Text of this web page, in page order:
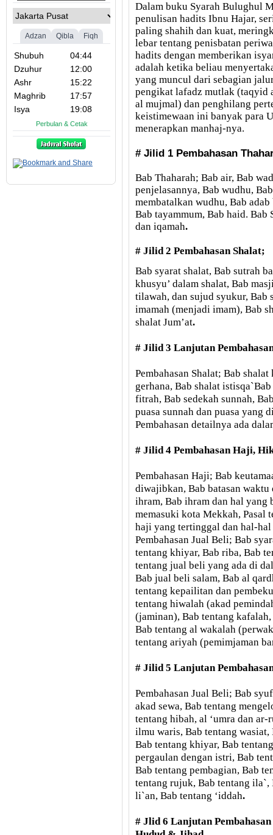
Dalam buku Syarah Bulughul
penulisan hadits Ibnu Hajar,
paling shahih dan kuat,
lebar tentang penisbatan
hadits dengan memberikan
adalah ketika beliau
yang muncul dari sebagian
pengikat lafadz mutlak
al mujmal) dan penghilang
keistimewaan ini banyak para
menerapkan manhaj-nya.
# Jilid 1 Pembahasan
Bab Thaharah; Bab air, Bab
penjelasannya, Bab wudhu,
membatalkan wudhu, Bab
Bab tayammum, Bab haid. Bab
dan iqamah.
# Jilid 2 Pembahasan Shalat;
Bab syarat shalat, Bab sutrah
khusyu’ dalam shalat, Bab
tilawah, dan sujud syukur, Bab
imamah (menjadi imam), Bab
shalat Jum’at.
# Jilid 3 Lanjutan
Pembahasan Shalat; Bab
gerhana, Bab shalat
fitrah, Bab sedekah sunnah,
puasa sunnah dan puasa yang
Pembahasan detailnya ada
# Jilid 4 Pembahasan Haji,
Pembahasan Haji; Bab
diwajibkan, Bab batasan waktu
ihram, Bab ihram dan hal yang
memasuki kota Mekkah, Pasal
haji yang tertinggal dan hal-
Pembahasan Jual Beli; Bab
tentang khiyar, Bab riba, Bab
tentang jual beli yang ada di
Bab jual beli salam, Bab al
tentang kepailitan dan
tentang hiwalah (akad
(jaminan), Bab tentang
Bab tentang al wakalah
tentang ariyah (pemimjaman
# Jilid 5 Lanjutan
Pembahasan Jual Beli; Bab
akad sewa, Bab tentang
tentang hibah, al ‘umra dan
ilmu waris, Bab tentang
Bab tentang khiyar, Bab
pergaulan dengan istri, Bab
Bab tentang pembagian, Bab
tentang rujuk, Bab tentang ila`,
li`an, Bab tentang ‘iddah.
# Jlid 6 Lanjutan